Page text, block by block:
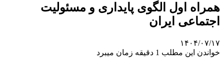
همراه اول الگوی پایداری و مسئولیت
اجتماعی ایران
۱۴۰۴/۰۷/۱۷
خواندن این مطلب 1 دقیقه زمان میبرد